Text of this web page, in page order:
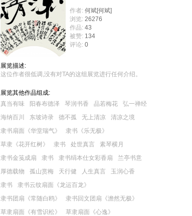
作者: 何斌[何斌]
浏览: 26276
作品: 43
被赞: 134
评论: 0
展览描述:
这位作者很低调,没有对TA的这组展览进行任何介绍。
展览其他作品组成:
真当有味
阳春布德泽 琴润书香 品若梅花
弘一禅经
海纳百川
东坡诗录 德不孤 无上清凉
清凉之境
隶书扇面《华堂瑞气》
隶书《乐无极》
草隶《花开红树》
隶书 处世真言
素琴横月
隶书金笺成扇
隶书 隶书绢本仕女彩香扇
兰亭书意
厚德载物
孤山赏梅 天行健 人生真言
玉润心香
隶书
隶书云纹扇面《龙运百龙》
隶书团扇《常随白鸥》
隶书回文团扇《澹然无极》
草隶扇面《有雪识松》
草隶扇面《心逸》